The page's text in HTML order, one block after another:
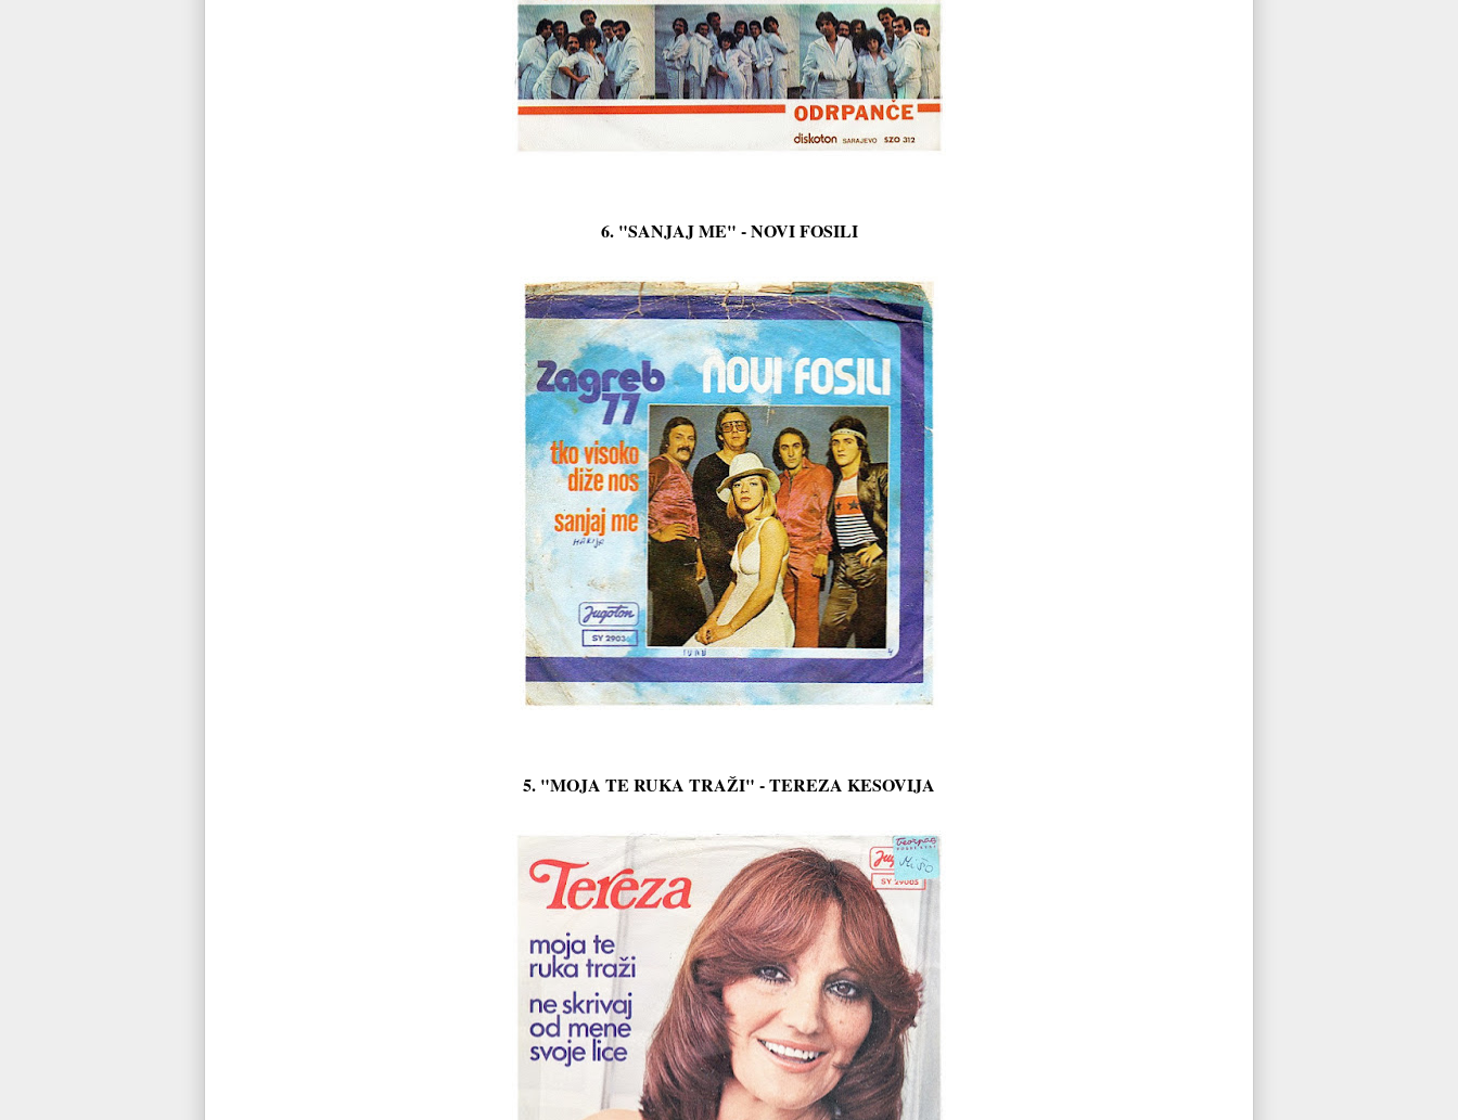
6. "SANJAJ ME" - NOVI FOSILI
5. "MOJA TE RUKA TRAŽI" - TEREZA KESOVIJA